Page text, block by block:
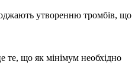
утворенню тромбів, що
те, що як мінімум необхідно